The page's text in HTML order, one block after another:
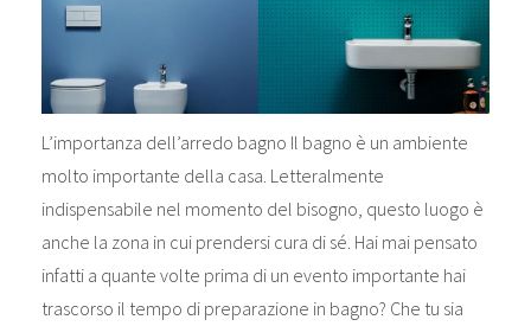
L’importanza dell’arredo bagno Il bagno è un ambiente
molto importante della casa. Letteralmente
indispensabile nel momento del bisogno, questo luogo è
anche la zona in cui prendersi cura di sé. Hai mai pensato
infatti a quante volte prima di un evento importante hai
trascorso il tempo di preparazione in bagno? Che tu sia